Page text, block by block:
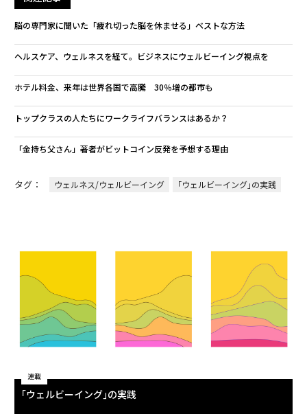
脳の専門家に聞いた「疲れ切った脳を休ませる」ベストな方法
ヘルスケア、ウェルネスを経て。ビジネスにウェルビーイング視点を
ホテル料金、来年は世界各国で高騰 30％増の都市も
トップクラスの人たちにワークライフバランスはあるか？
「金持ち父さん」著者がビットコイン反発を予想する理由
タグ： ウェルネス/ウェルビーイング ｢ウェルビーイング｣の実践
連載
｢ウェルビーイング｣の実践